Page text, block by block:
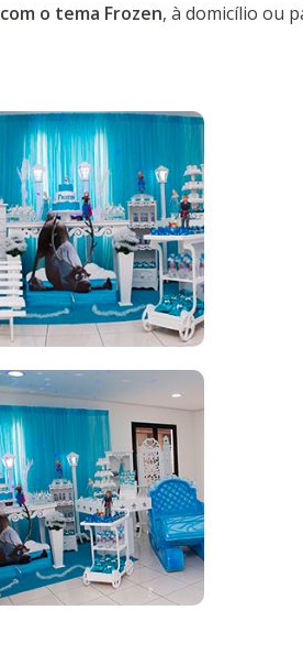
o tema Frozen, à domicílio ou